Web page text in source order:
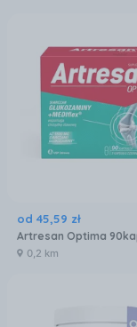
od 45,59 zł
Artresan Optima
0,2 km